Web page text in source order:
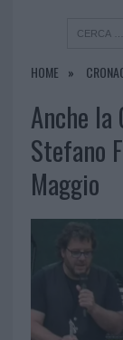
HOME
Anche la
Stefano
Maggio